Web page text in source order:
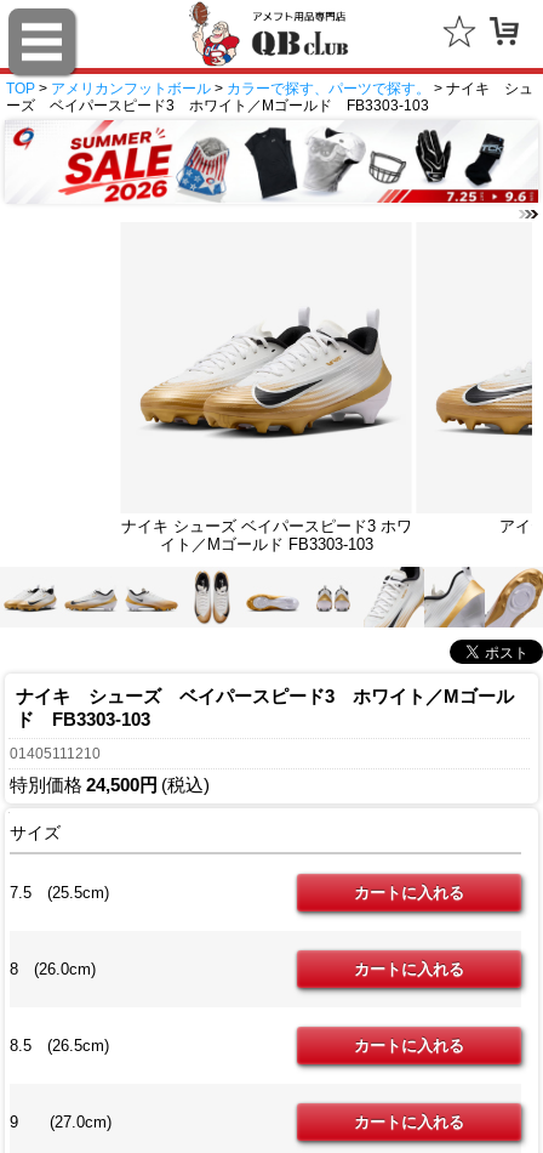
TOP > アメリカンフットボール > カラーで探す、パーツで探す。
> ナイキ シュ
ーズ ベイパースピード3 ホワイト／Mゴールド FB3303-103
ナイキ シューズ ベイパースピード3 ホワ
イト／Mゴールド FB3303-103
アイ
ナイキ シューズ ベイパースピード3 ホワイト／Mゴール
ド FB3303-103
01405111210
特別価格 24,500円 (税込)
サイズ
7.5 (25.5cm)
8 (26.0cm)
8.5 (26.5cm)
9 (27.0cm)